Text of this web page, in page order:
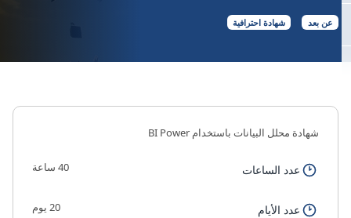
عن بعد شهادة احترافية
شهادة محلل البيانات باستخدام BI Power
عدد الساعات 40 ساعة
عدد الأيام 20 يوم